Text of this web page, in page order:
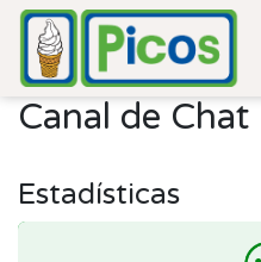
Canal de Chat
Estadísticas